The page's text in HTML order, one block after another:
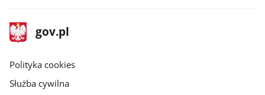
stopka
gov.pl
Strona
gov.pl
gov.pl
Polityka cookies
Służba cywilna